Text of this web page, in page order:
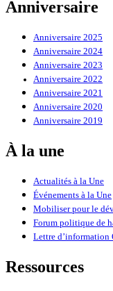
Anniversaire
Anniversaire 2025
Anniversaire 2024
Anniversaire 2023
Anniversaire 2022
Anniversaire 2021
Anniversaire 2020
Anniversaire 2019
À la une
Actualités à la Une
Événements à la Une
Mobiliser pour le
Forum politique de
Lettre d’information
Ressources